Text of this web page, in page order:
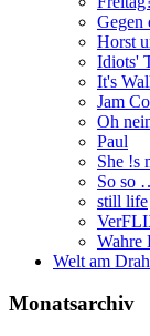
Gegen
Horst
Idiots'
It's
Jam
Oh
Paul
She !s
So so
still life
Wahre
Welt am
Monatsarchiv